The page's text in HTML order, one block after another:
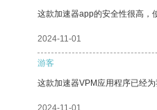
这款加速器app的安全性很高，
2024-11-01
游客
这款加速器VPM应用程序已经
2024-11-01